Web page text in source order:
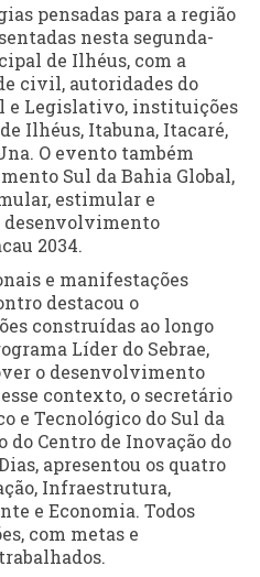
pensadas para a região
nesta segunda-
de Ilhéus, com a
civil, autoridades do
e Legislativo, instituições
Ilhéus, Itabuna, Itacaré,
O evento também
Sul da Bahia Global,
estimular e
desenvolvimento
2034.
e manifestações
destacou o
construídas ao longo
Líder do Sebrae,
o desenvolvimento
contexto, o secretário
e Tecnológico do Sul da
Centro de Inovação do
apresentou os quatro
Infraestrutura,
e Economia. Todos
com metas e